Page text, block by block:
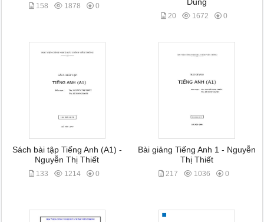
158 1878 0
Dũng
20 1672 0
Sách bài tập Tiếng Anh (A1) -
Nguyễn Thị Thiết
133 1214 0
Bài giảng Tiếng Anh 1 - Nguyễn
Thị Thiết
217 1036 0